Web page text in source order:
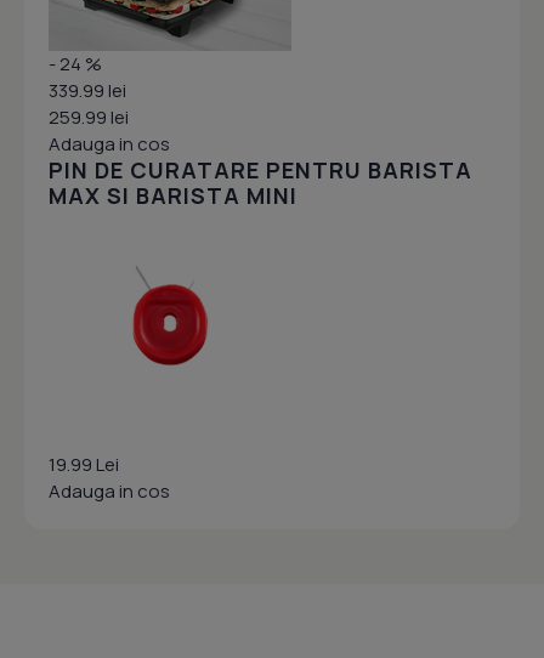
- 24 %
339.99 lei
259.99 lei
Adauga in cos
PIN DE CURATARE PENTRU BARISTA
MAX SI BARISTA MINI
19.99 Lei
Adauga in cos